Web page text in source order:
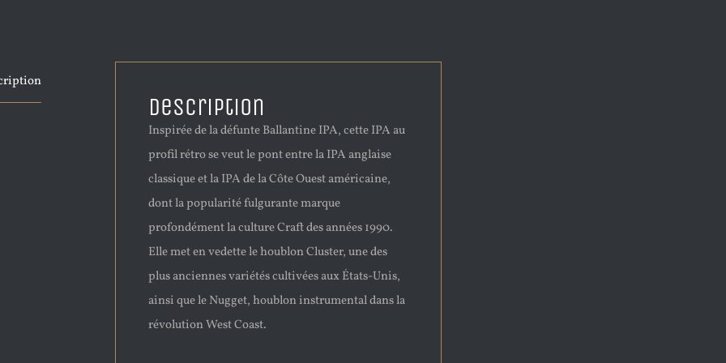
Description
Inspirée de la défunte Ballantine IPA, cette IPA au
profil rétro se veut le pont entre la IPA anglaise
classique et la IPA de la Côte Ouest américaine,
dont la popularité fulgurante marque
profondément la culture Craft des années 1990.
Elle met en vedette le houblon Cluster, une des
plus anciennes variétés cultivées aux États-Unis,
ainsi que le Nugget, houblon instrumental dans la
révolution West Coast.